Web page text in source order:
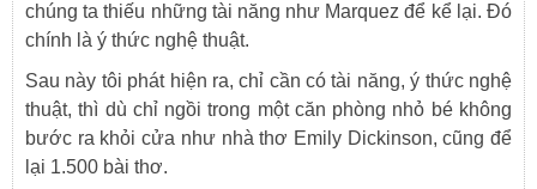
chúng ta thiếu những tài năng như Marquez để kể lại. Đó
chính là ý thức nghệ thuật.
Sau này tôi phát hiện ra, chỉ cần có tài năng, ý thức nghệ
thuật, thì dù chỉ ngồi trong một căn phòng nhỏ bé không
bước ra khỏi cửa như nhà thơ Emily Dickinson, cũng để
lại 1.500 bài thơ.